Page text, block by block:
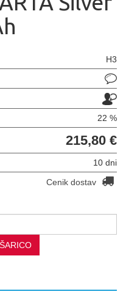
H3
22 %
215,80 €
10 dni
Cenik dostav